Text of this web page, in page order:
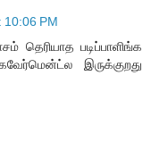
PM
தெரியாத படிப்பாளிங்க
இருக்குறது